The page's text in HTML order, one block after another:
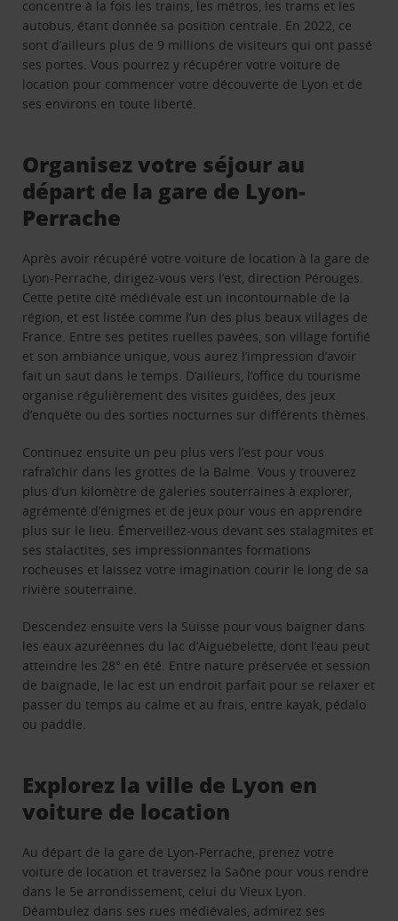
concentre à la fois les trains, les métros, les trams et les
autobus, étant donnée sa position centrale. En 2022, ce
sont d’ailleurs plus de 9 millions de visiteurs qui ont passé
ses portes. Vous pourrez y récupérer votre voiture de
location pour commencer votre découverte de Lyon et de
ses environs en toute liberté.
Organisez votre séjour au
départ de la gare de Lyon-
Perrache
Après avoir récupéré votre voiture de location à la gare de
Lyon-Perrache, dirigez-vous vers l’est, direction Pérouges.
Cette petite cité médiévale est un incontournable de la
région, et est listée comme l’un des plus beaux villages de
France. Entre ses petites ruelles pavées, son village fortifié
et son ambiance unique, vous aurez l’impression d’avoir
fait un saut dans le temps. D’ailleurs, l’office du tourisme
organise régulièrement des visites guidées, des jeux
d’enquête ou des sorties nocturnes sur différents thèmes.
Continuez ensuite un peu plus vers l’est pour vous
rafraîchir dans les grottes de la Balme. Vous y trouverez
plus d’un kilomètre de galeries souterraines à explorer,
agrémenté d’énigmes et de jeux pour vous en apprendre
plus sur le lieu. Émerveillez-vous devant ses stalagmites et
ses stalactites, ses impressionnantes formations
rocheuses et laissez votre imagination courir le long de sa
rivière souterraine.
Descendez ensuite vers la Suisse pour vous baigner dans
les eaux azuréennes du lac d’Aiguebelette, dont l’eau peut
atteindre les 28° en été. Entre nature préservée et session
de baignade, le lac est un endroit parfait pour se relaxer et
passer du temps au calme et au frais, entre kayak, pédalo
ou paddle.
Explorez la ville de Lyon en
voiture de location
Au départ de la gare de Lyon-Perrache, prenez votre
voiture de location et traversez la Saône pour vous rendre
dans le 5e arrondissement, celui du Vieux Lyon.
Déambulez dans ses rues médiévales, admirez ses